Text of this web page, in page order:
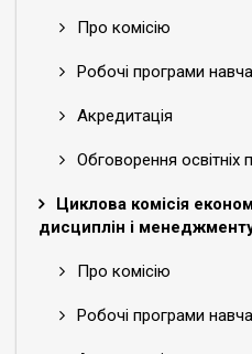
Про комісію
Робочі програми
Акредитація
Обговорення освітніх
Циклова комісія
дисциплін і
Про комісію
Робочі програми